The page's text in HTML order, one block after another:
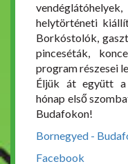
helytörténeti
Borkóstolók,
pinceséták,
program részesei
Éljük át együtt a
hónap első
Budafokon!
Bornegyed -
Facebook